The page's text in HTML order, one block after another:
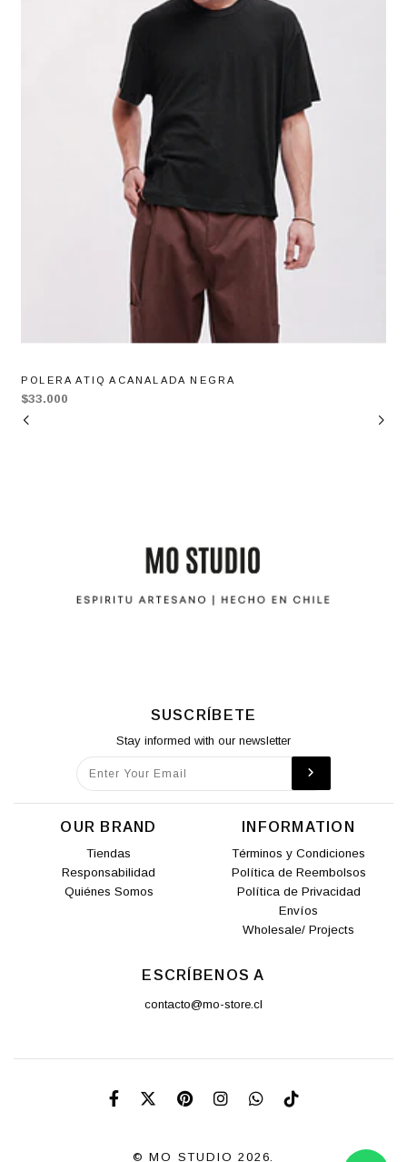
POLERA ATIQ ACANALADA NEGRA
$33.000
SUSCRÍBETE
Stay informed with our newsletter
OUR BRAND
Tiendas
Responsabilidad
Quiénes Somos
INFORMATION
Términos y Condiciones
Política de Reembolsos
Política de Privacidad
Envíos
Wholesale/ Projects
ESCRÍBENOS A
contacto@mo-store.cl
© MO STUDIO 2026.